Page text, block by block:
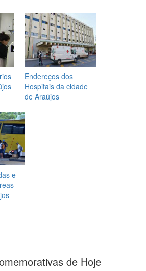
Endereços dos
Hospitais da cidade
de Araújos
e
de Hoje